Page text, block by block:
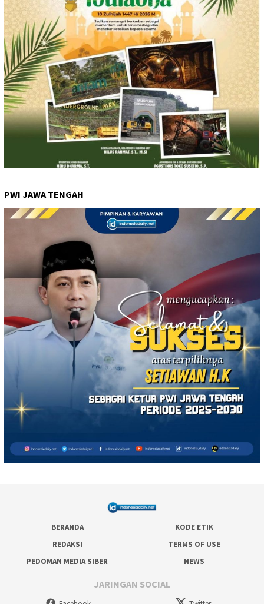
PWI JAWA TENGAH
BERANDA
KODE ETIK
REDAKSI
TERMS OF USE
PEDOMAN MEDIA SIBER
NEWS
JARINGAN SOCIAL